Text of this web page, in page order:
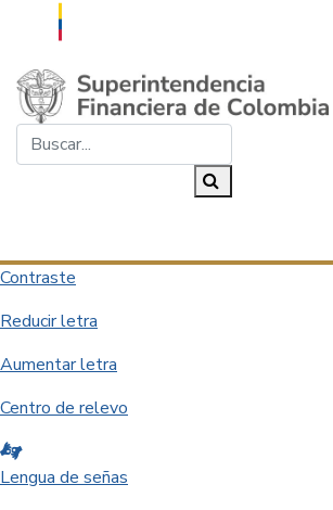
Saltar al contenido principal
Contraste
Reducir letra
Aumentar letra
Centro de relevo
Lengua de señas